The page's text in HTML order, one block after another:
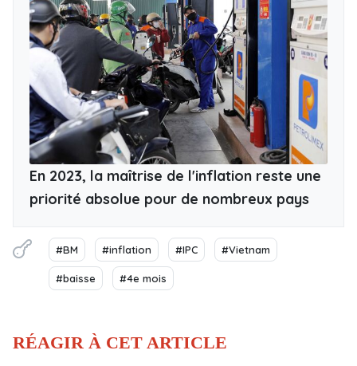
En 2023, la maîtrise de l'inflation reste une
priorité absolue pour de nombreux pays
#BM #inflation #IPC #Vietnam
#baisse #4e mois